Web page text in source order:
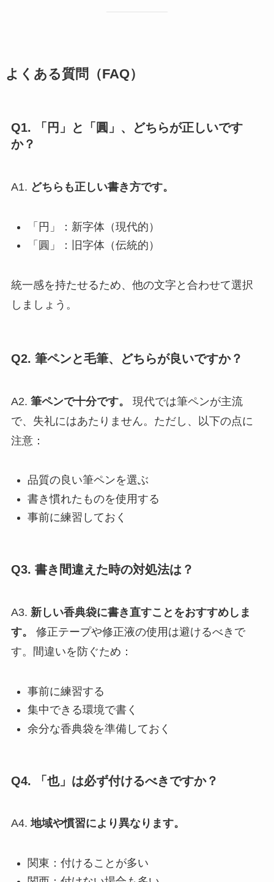
よくある質問（FAQ）
Q1. 「円」と「圓」、どちらが正しいです
か？
A1. どちらも正しい書き方です。
「円」：新字体（現代的）
「圓」：旧字体（伝統的）
統一感を持たせるため、他の文字と合わせて選択
しましょう。
Q2. 筆ペンと毛筆、どちらが良いですか？
A2. 筆ペンで十分です。
現代では筆ペンが主流
で、失礼にはあたりません。ただし、以下の点に
注意：
品質の良い筆ペンを選ぶ
書き慣れたものを使用する
事前に練習しておく
Q3. 書き間違えた時の対処法は？
A3. 新しい香典袋に書き直すことをおすすめしま
す。
修正テープや修正液の使用は避けるべきで
す。間違いを防ぐため：
事前に練習する
集中できる環境で書く
余分な香典袋を準備しておく
Q4. 「也」は必ず付けるべきですか？
A4.地域や慣習により異なります。
関東：付けることが多い